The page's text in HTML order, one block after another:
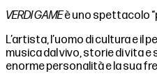
VERDI GAMEè uno spettacolo
L’artista, l’uomo di cultura e
musica dal vivo, storie di vita e
enorme personalità e la sua